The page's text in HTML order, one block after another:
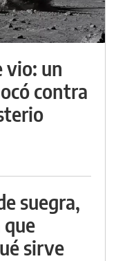
vio: un
contra
suegra,
sirve